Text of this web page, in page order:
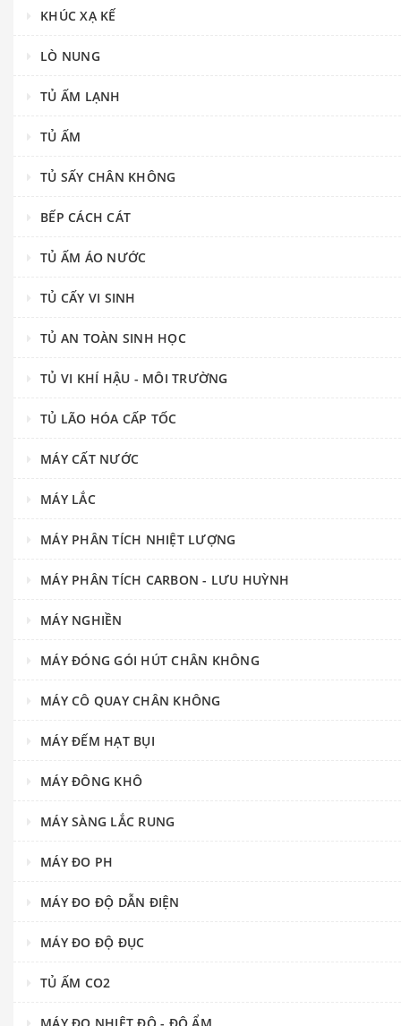
KHÚC XẠ KẾ
LÒ NUNG
TỦ ẤM LẠNH
TỦ ẤM
TỦ SẤY CHÂN KHÔNG
BẾP CÁCH CÁT
TỦ ẤM ÁO NƯỚC
TỦ CẤY VI SINH
TỦ AN TOÀN SINH HỌC
TỦ VI KHÍ HẬU - MÔI TRƯỜNG
TỦ LÃO HÓA CẤP TỐC
MÁY CẤT NƯỚC
MÁY LẮC
MÁY PHÂN TÍCH NHIỆT LƯỢNG
MÁY PHÂN TÍCH CARBON - LƯU HUỲNH
MÁY NGHIỀN
MÁY ĐÓNG GÓI HÚT CHÂN KHÔNG
MÁY CÔ QUAY CHÂN KHÔNG
MÁY ĐẾM HẠT BỤI
MÁY ĐÔNG KHÔ
MÁY SÀNG LẮC RUNG
MÁY ĐO PH
MÁY ĐO ĐỘ DẪN ĐIỆN
MÁY ĐO ĐỘ ĐỤC
TỦ ẤM CO2